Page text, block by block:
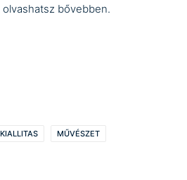
olvashatsz bővebben.
KIALLITAS MŰVÉSZET